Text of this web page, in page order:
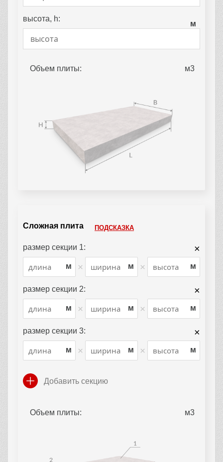
высота, h:
м
Объем плиты:
Сложная плита ПОДСКАЗКА
размер секции 1:
м × м × м
×
размер секции 2:
м × м × м
×
размер секции 3:
м × м × м
×
Добавить секцию
Объем плиты: